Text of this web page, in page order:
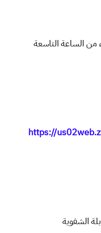
13 أكتوبر 2021 ابتداء من الساعة التاسعة
https://
الشفوية